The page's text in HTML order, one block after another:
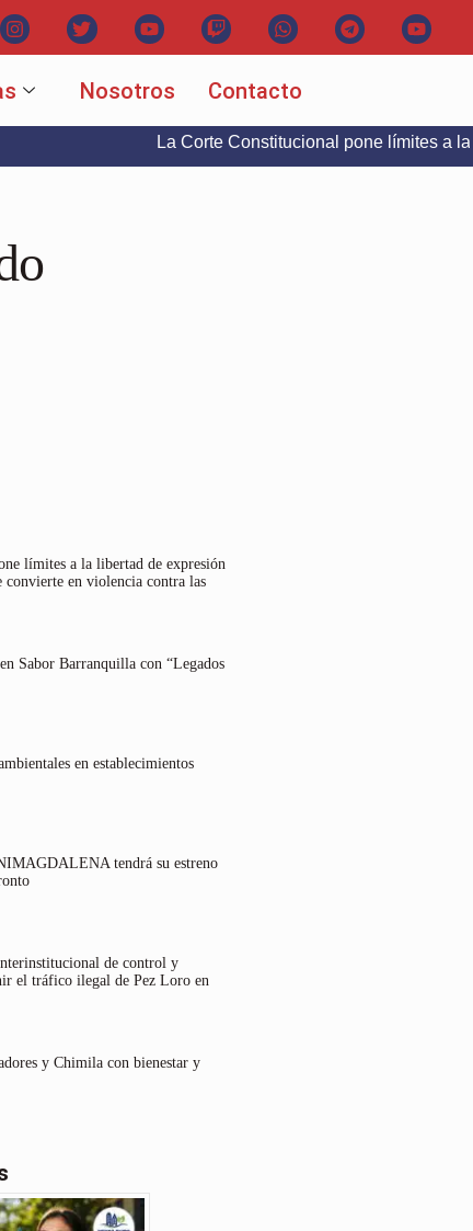
Nosotros Contacto
La Corte Constitucional pone límites a la
límites a la libertad de expresión
convierte en violencia contra las
Sabor Barranquilla con “Legados
en establecimientos
tendrá su estreno
de control y
el tráfico ilegal de Pez Loro en
y Chimila con bienestar y